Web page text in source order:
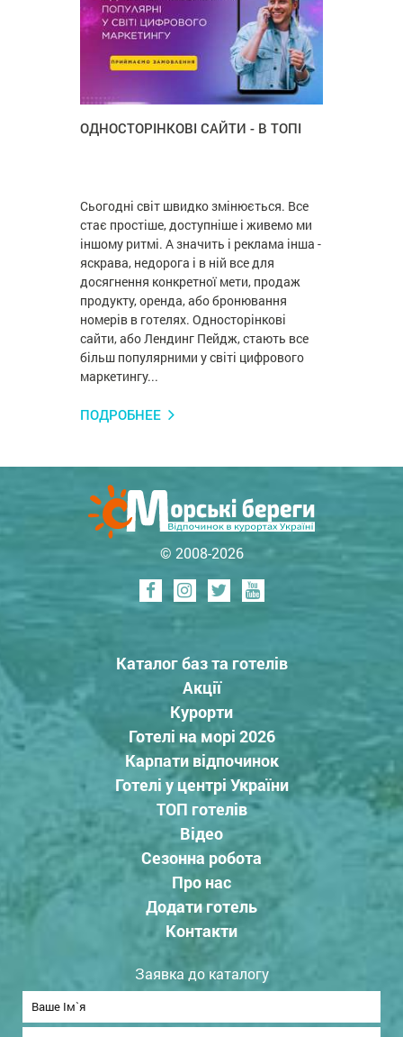
ОДНОСТОРІНКОВІ САЙТИ - В ТОПІ
Сьогодні світ швидко змінюється. Все
стає простіше, доступніше і живемо ми
іншому ритмі. А значить і реклама інша -
яскрава, недорога і в ній все для
досягнення конкретної мети, продаж
продукту, оренда, або бронювання
номерів в готелях. Односторінкові
сайти, або Лендинг Пейдж, стають все
більш популярними у світі цифрового
маркетингу...
ПОДРОБНЕЕ
© 2008-2026
Каталог баз та готелів
Акції
Курорти
Готелі на морі 2026
Карпати відпочинок
Готелі у центрі України
ТОП готелів
Відео
Сезонна робота
Про нас
Додати готель
Контакти
Заявка до каталогу